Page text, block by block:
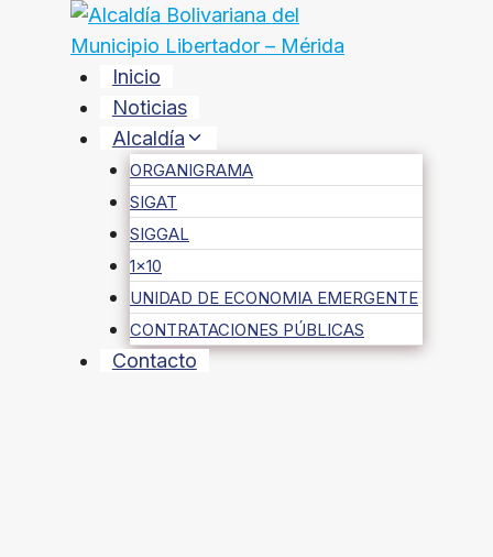
contenido
Inicio
Noticias
Alcaldía
ORGANIGRAMA
SIGAT
SIGGAL
1×10
UNIDAD DE ECONOMIA EMERGENTE
CONTRATACIONES PÚBLICAS
Contacto